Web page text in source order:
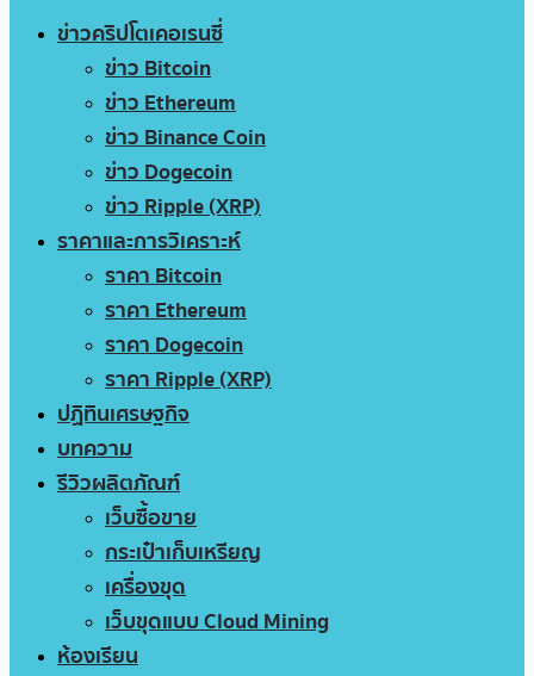
ข่าวคริปโตเคอเรนซี่
ข่าว Bitcoin
ข่าว Ethereum
ข่าว Binance Coin
ข่าว Dogecoin
ข่าว Ripple (XRP)
ราคาและการวิเคราะห์
ราคา Bitcoin
ราคา Ethereum
ราคา Dogecoin
ราคา Ripple (XRP)
ปฏิทินเศรษฐกิจ
บทความ
รีวิวผลิตภัณฑ์
เว็บซื้อขาย
กระเป๋าเก็บเหรียญ
เครื่องขุด
เว็บขุดแบบ Cloud Mining
ห้องเรียน